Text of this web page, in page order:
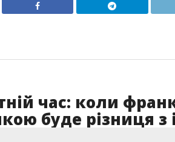
час: коли
буде різниця